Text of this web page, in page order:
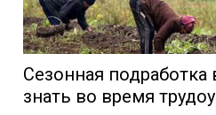
Сезонная
знать во время